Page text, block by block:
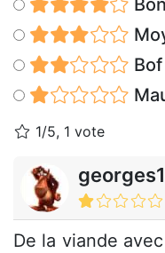
Bon
Bof
1/5, 1 vote
De la viande